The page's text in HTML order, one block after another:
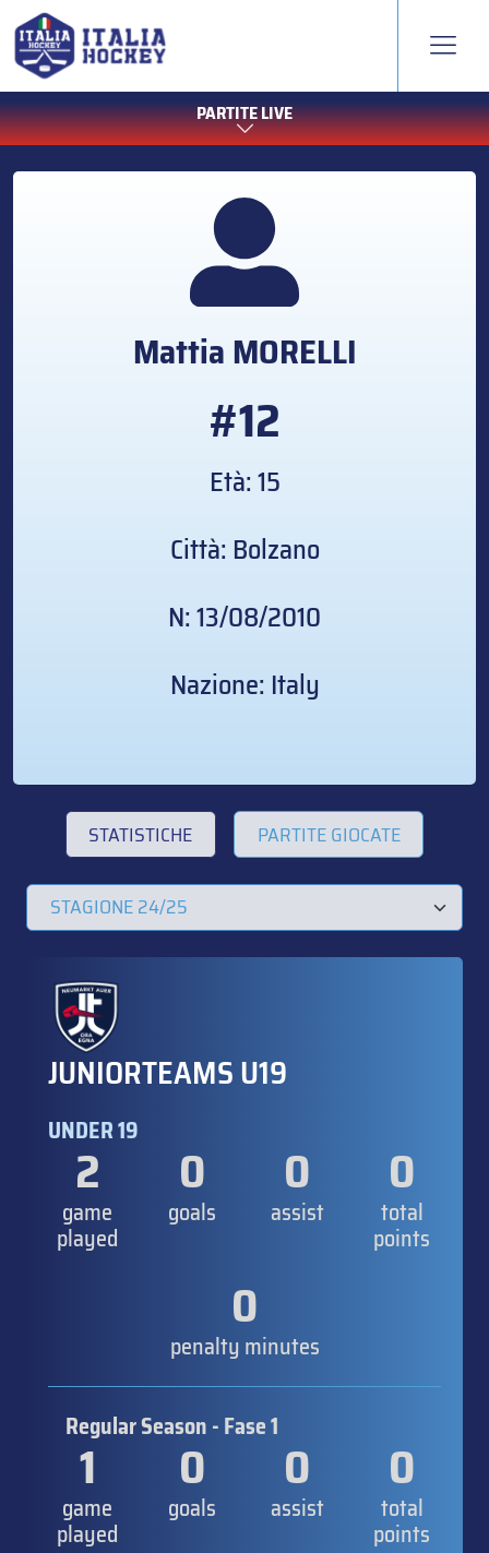
PARTITE LIVE
MattiaMORELLI
#12
Età: 15
Città: Bolzano
N: 13/08/2010
Nazione: Italy
STATISTICHE PARTITE GIOCATE
JUNIORTEAMS U19
UNDER 19
2
game
played
0
goals
0
assist
0
total
points
0
penalty minutes
Regular Season - Fase 1
1
game
played
0
goals
0
assist
0
total
points